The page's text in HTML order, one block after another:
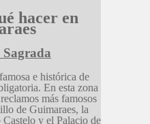
hacer en
e histórica de
En esta zona
más famosos
de Guimaraes, la
y el Palacio de